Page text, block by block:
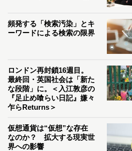
頻発する「検索汚染」とキ
ーワードによる検索の限界
ロンドン再封鎖16週目。
最終回・英国社会は「新た
な段階」に。＜入江敦彦の
『足止め喰らい日記』嫌々
乍らReturns＞
仮想通貨は“仮想”な存在
なのか？ 拡大する現実世
界への影響